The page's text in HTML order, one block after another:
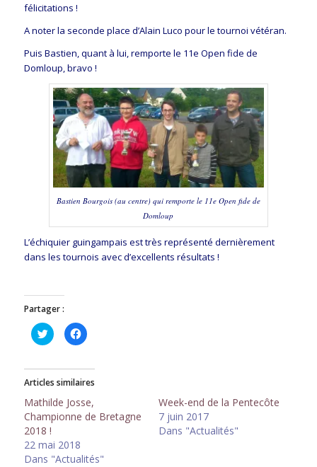
félicitations !
A noter la seconde place d’Alain Luco pour le tournoi vétéran.
Puis Bastien, quant à lui, remporte le 11e Open fide de
Domloup, bravo !
Bastien Bourgois (au centre) qui remporte le 11e Open fide de
Domloup
L’échiquier guingampais est très représenté dernièrement
dans les tournois avec d’excellents résultats !
Partager :
Cliquez
pour
partager
une
fenêtre)
Cliquez
pour
une
fenêtre)
Articles similaires
Mathilde Josse,
Championne de Bretagne
2018 !
22 mai 2018
Dans "Actualités"
Week-end de la Pentecôte
7 juin 2017
Dans "Actualités"